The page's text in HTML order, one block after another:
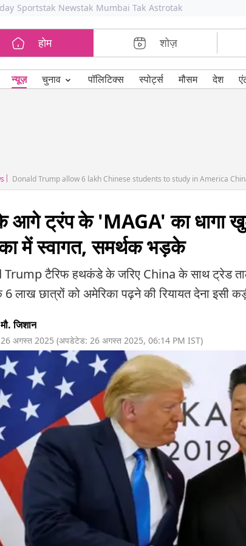
Sportstak Newstak Mumbai Tak Astrotak
होम शोज़
न्यूज़ चुनाव ⌄ पॉलिटिक्स स्पोर्ट्स मौसम देश
Donald Trump allow 6 lakh Chinese students to study in America
आगे ट्रंप के 'MAGA' का धागा
में स्वागत, समर्थक भड़के
टैरिफ हथकंडे के जरिए China के साथ ट्रेड
लाख छात्रों को अमेरिका पढ़ने की रियायत देना इसी
मौ. जिशान
26 अगस्त 2025 (अपडेटेड: 26 अगस्त 2025, 06:14 PM IST)